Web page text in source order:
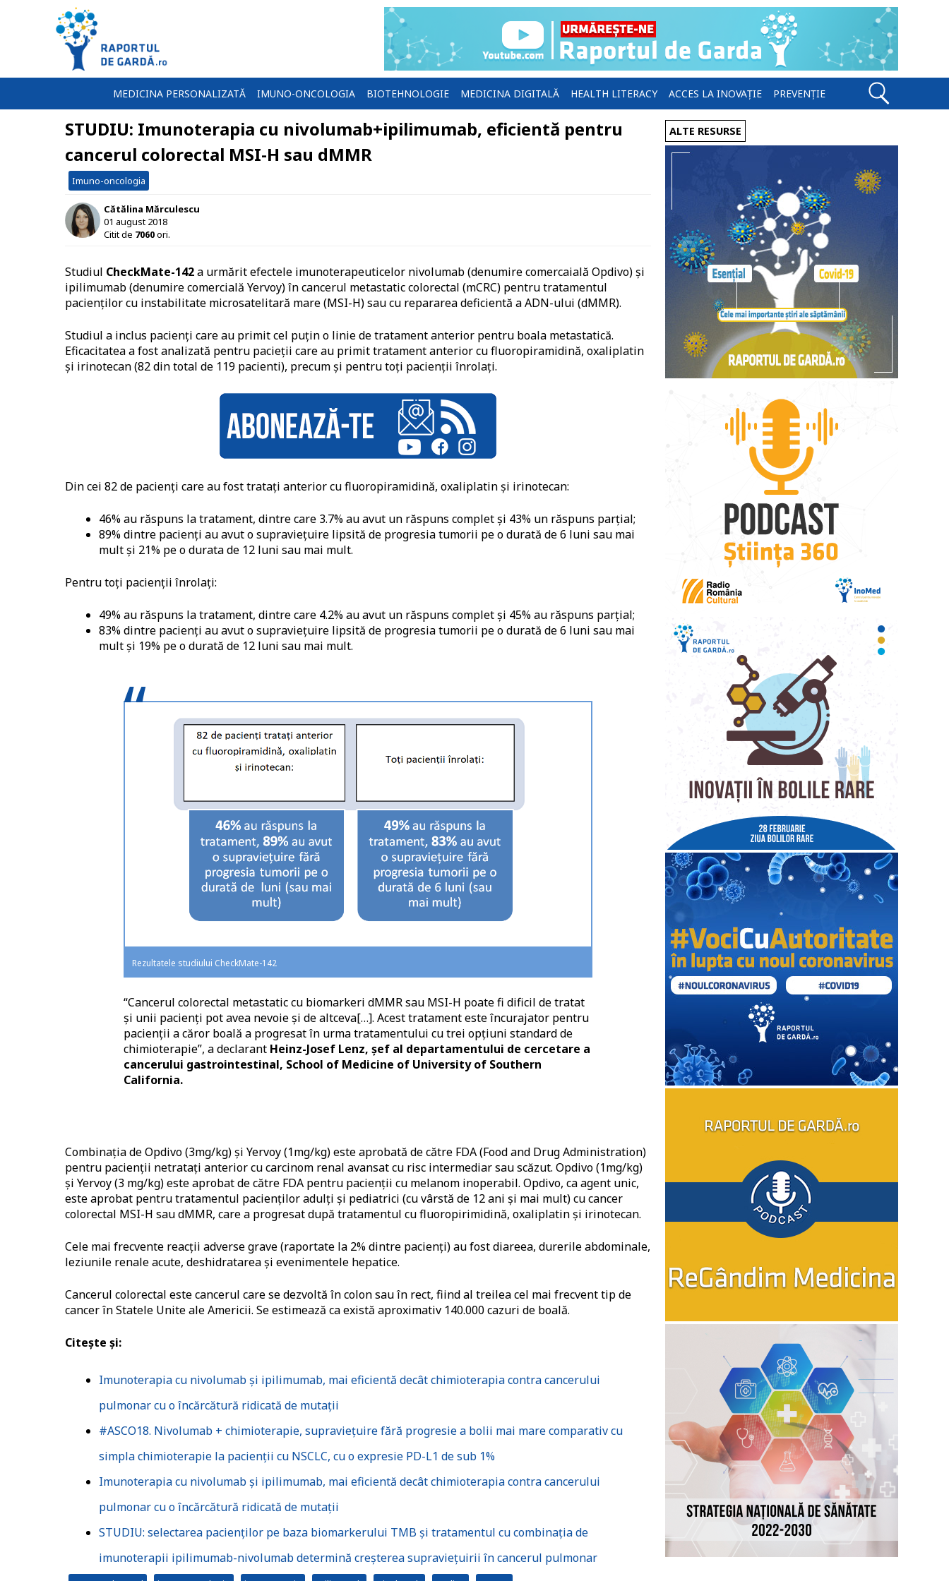
MEDICINA PERSONALIZATĂ IMUNO-ONCOLOGIA BIOTEHNOLOGIE MEDICINA DIGITALĂ HEALTH LITERACY ACCES LA INOVAȚIE PREVENȚIE
STUDIU: Imunoterapia cu nivolumab+ipilimumab, eficientă pentru
cancerul colorectal MSI-H sau dMMR
Imuno-oncologia
Cătălina Mărculescu
01 august 2018
Citit de 7060ori.
Studiul CheckMate-142a urmărit efectele imunoterapeuticelor nivolumab (denumire comercaială Opdivo) și
ipilimumab (denumire comercială Yervoy) în cancerul metastatic colorectal (mCRC) pentru tratamentul
pacienților cu instabilitate microsatelitară mare (MSI-H) sau cu repararea deficientă a ADN-ului (dMMR).
Studiul a inclus pacienți care au primit cel puțin o linie de tratament anterior pentru boala metastatică.
Eficacitatea a fost analizată pentru pacieții care au primit tratament anterior cu fluoropiramidină, oxaliplatin
și irinotecan (82 din total de 119 pacienti), precum și pentru toți pacienții înrolați.
Din cei 82 de pacienți care au fost tratați anterior cu fluoropiramidină, oxaliplatin și irinotecan:
46% au răspuns la tratament, dintre care 3.7% au avut un răspuns complet și 43% un răspuns parțial;
89% dintre pacienți au avut o supraviețuire lipsită de progresia tumorii pe o durată de 6 luni sau mai
mult și 21% pe o durata de 12 luni sau mai mult.
Pentru toți pacienții înrolați:
49% au răspuns la tratament, dintre care 4.2% au avut un răspuns complet și 45% au răspuns parțial;
83% dintre pacienți au avut o supraviețuire lipsită de progresia tumorii pe o durată de 6 luni sau mai
mult și 19% pe o durată de 12 luni sau mai mult.
Rezultatele studiului CheckMate-142
“Cancerul colorectal metastatic cu biomarkeri dMMR sau MSI-H poate fi dificil de tratat
și unii pacienți pot avea nevoie și de altceva[…]. Acest tratament este încurajator pentru
pacienții a căror boală a progresat în urma tratamentului cu trei opțiuni standard de
chimioterapie”, a declarant Heinz-Josef Lenz, șef al departamentului de cercetare a
cancerului gastrointestinal, School of Medicine of University of Southern
California.
Combinația de Opdivo (3mg/kg) și Yervoy (1mg/kg) este aprobată de către FDA (Food and Drug Administration)
pentru pacienții netratați anterior cu carcinom renal avansat cu risc intermediar sau scăzut. Opdivo (1mg/kg)
și Yervoy (3 mg/kg) este aprobat de către FDA pentru pacienții cu melanom inoperabil. Opdivo, ca agent unic,
este aprobat pentru tratamentul pacienților adulți și pediatrici (cu vârstă de 12 ani și mai mult) cu cancer
colorectal MSI-H sau dMMR, care a progresat după tratamentul cu fluoropirimidină, oxaliplatin și irinotecan.
Cele mai frecvente reacții adverse grave (raportate la 2% dintre pacienți) au fost diareea, durerile abdominale,
leziunile renale acute, deshidratarea și evenimentele hepatice.
Cancerul colorectal este cancerul care se dezvoltă în colon sau în rect, fiind al treilea cel mai frecvent tip de
cancer în Statele Unite ale Americii. Se estimează ca există aproximativ 140.000 cazuri de boală.
Citește și:
Imunoterapia cu nivolumab și ipilimumab, mai eficientă decât chimioterapia contra cancerului
pulmonar cu o încărcătură ridicată de mutații
#ASCO18. Nivolumab + chimioterapie, supraviețuire fără progresie a bolii mai mare comparativ cu
simpla chimioterapie la pacienții cu NSCLC, cu o expresie PD-L1 de sub 1%
Imunoterapia cu nivolumab și ipilimumab, mai eficientă decât chimioterapia contra cancerului
pulmonar cu o încărcătură ridicată de mutații
STUDIU: selectarea pacienților pe baza biomarkerului TMB și tratamentul cu combinația de
imunoterapii ipilimumab-nivolumab determină creșterea supraviețuirii în cancerul pulmonar
ALTE RESURSE